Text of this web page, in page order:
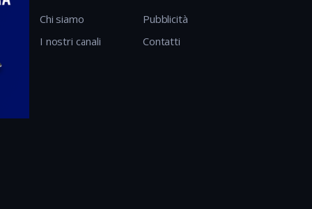
Chi siamo
I nostri canali
Pubblicità
Contatti